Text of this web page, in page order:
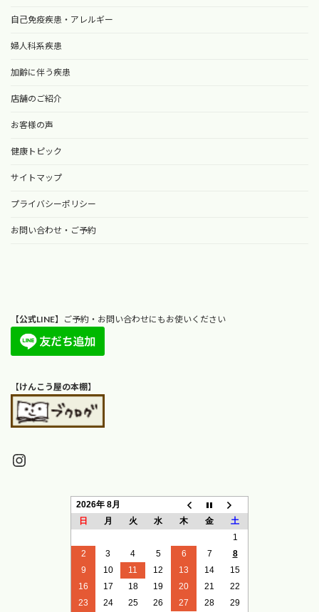
自己免疫疾患・アレルギー
婦人科系疾患
加齢に伴う疾患
店舗のご紹介
お客様の声
健康トピック
サイトマップ
プライバシーポリシー
お問い合わせ・ご予約
【公式LINE】ご予約・お問い合わせにもお使いください
【けんこう屋の本棚】
Instagram
2026年 8月
日
月 火 水 木 金
土
1
2
3 4 5 6 7
8
9
10 11 12 13 14
15
16
17 18 19 20 21
22
23
24 25 26 27 28 29